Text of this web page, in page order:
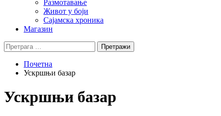
Размотавање
Живот у боји
Сајамска хроника
Магазин
Претрага
за:
Почетна
Ускршњи базар
Ускршњи базар